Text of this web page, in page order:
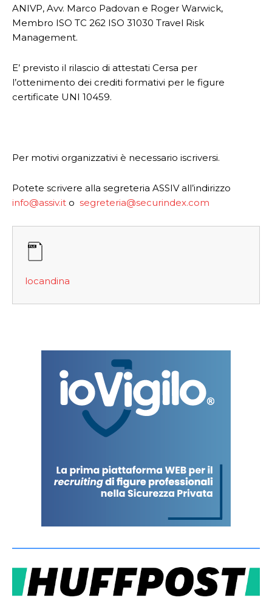
ANIVP, Avv. Marco Padovan e Roger Warwick,
Membro ISO TC 262 ISO 31030 Travel Risk
Management.
E’ previsto il rilascio di attestati Cersa per
l’ottenimento dei crediti formativi per le figure
certificate UNI 10459.
Per motivi organizzativi è necessario iscriversi.
Potete scrivere alla segreteria ASSIV all’indirizzo
info@assiv.it o segreteria@securindex.com
locandina